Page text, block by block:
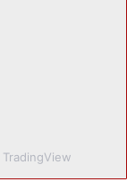
TradingView